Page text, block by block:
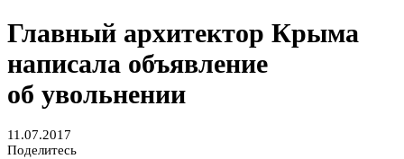
Главный архитектор Крыма
написала объявление
об увольнении
11.07.2017
Поделитесь